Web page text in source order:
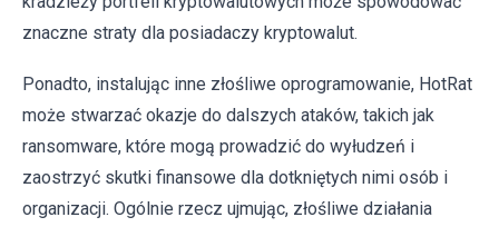
znaczne straty dla posiadaczy kryptowalut.
Ponadto, instalując inne złośliwe oprogramowanie, HotRat
może stwarzać okazje do dalszych ataków, takich jak
ransomware, które mogą prowadzić do wyłudzeń i
zaostrzyć skutki finansowe dla dotkniętych nimi osób i
organizacji. Ogólnie rzecz ujmując, złośliwe działania